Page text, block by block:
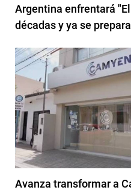
Argentina enfrentará
décadas y ya se
Avanza transformar a